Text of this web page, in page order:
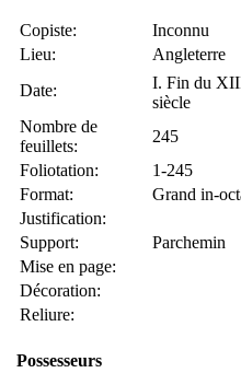
Copiste:
Inconnu
Lieu:
Angleterre
Date:
I. Fin du
siècle
Nombre de
feuillets:
245
Foliotation:
1-245
Format:
Grand in-
Justification:
Support:
Parchemin
Mise en page:
Décoration:
Reliure:
Possesseurs